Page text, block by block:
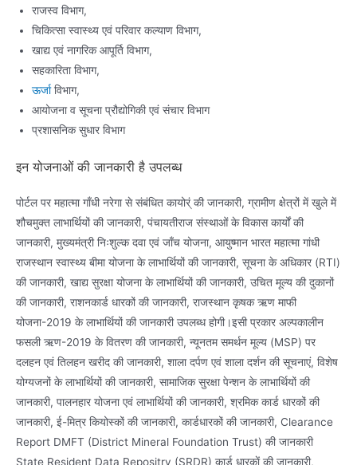
राजस्व विभाग,
चिकित्सा स्वास्थ्य एवं परिवार कल्याण विभाग,
खाद्य एवं नागरिक आपूर्ति विभाग,
सहकारिता विभाग,
ऊर्जाविभाग,
आयोजना व सूचना प्रौद्योगिकी एवं संचार विभाग
प्रशासनिक सुधार विभाग
इन योजनाओं की जानकारी है उपलब्ध
पोर्टल पर महात्मा गाँधी नरेगा से संबंधित कायोर्ं की जानकारी, ग्रामीण क्षेत्रों में खुले में
शौचमुक्त लाभार्थियों की जानकारी, पंचायतीराज संस्थाओं के विकास कार्यों की
जानकारी, मुख्यमंत्री निःशुल्क दवा एवं जाँच योजना, आयुष्मान भारत महात्मा गांधी
राजस्थान स्वास्थ्य बीमा योजना के लाभार्थियों की जानकारी, सूचना के अधिकार (RTI)
की जानकारी, खाद्य सुरक्षा योजना के लाभार्थियों की जानकारी, उचित मूल्य की दुकानों
की जानकारी, राशनकार्ड धारकों की जानकारी, राजस्थान कृषक ऋण माफी
योजना-2019 के लाभार्थियों की जानकारी उपलब्ध होगी।इसी प्रकार अल्पकालीन
फसली ऋण-2019 के वितरण की जानकारी, न्यूनतम समर्थन मूल्य (MSP) पर
दलहन एवं तिलहन खरीद की जानकारी, शाला दर्पण एवं शाला दर्शन की सूचनाएं, विशेष
योग्यजनों के लाभार्थियों की जानकारी, सामाजिक सुरक्षा पेन्शन के लाभार्थियों की
जानकारी, पालनहार योजना एवं लाभार्थियों की जानकारी, श्रमिक कार्ड धारकों की
जानकारी, ई-मित्र कियोस्कों की जानकारी, कार्डधारकों की जानकारी, Clearance
Report DMFT (District Mineral Foundation Trust) की जानकारी
State Resident Data Repositry (SRDR) कार्ड धारकाें की जानकारी,